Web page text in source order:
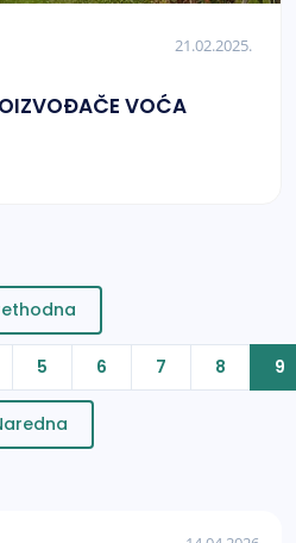
21.02.2025.
VOĆA
5 6 7 8 9